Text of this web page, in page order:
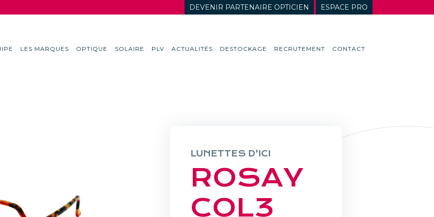
DEVENIR PARTENAIRE OPTICIEN ESPACE PRO
LES MARQUES OPTIQUE SOLAIRE PLV ACTUALITÉS DESTOCKAGE RECRUTEMENT CONTACT
LUNETTES D'ICI
ROSAY
COL3